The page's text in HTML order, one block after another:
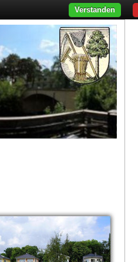
Verstanden